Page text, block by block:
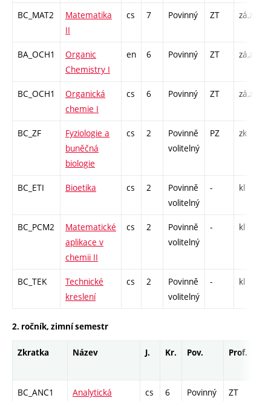
BC_MAT2
Matematika
II
cs 7 Povinný ZT zá,zk
BA_OCH1
Organic
Chemistry I
en 6 Povinný ZT zá,zk
BC_OCH1
Organická
chemie I
cs 6 Povinný ZT zá,zk
BC_ZF
Fyziologie a
buněčná
biologie
cs 2
Povinně
volitelný
PZ zk
BC_ETI Bioetika cs 2
Povinně
volitelný
- kl
BC_PCM2
Matematické
aplikace v
chemii II
cs 2
Povinně
volitelný
- kl
BC_TEK
Technické
kreslení
cs 2
Povinně
volitelný
- kl
2. ročník, zimní semestr
Zkratka Název J. Kr. Pov. Prof.
BC_ANC1
Analytická
cs 6 Povinný ZT